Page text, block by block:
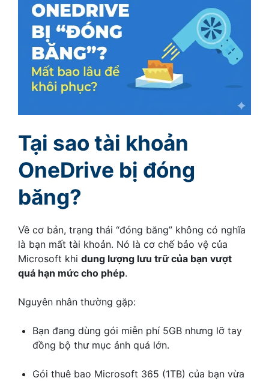
Tại sao tài khoản
OneDrive bị đóng
băng?
Về cơ bản, trạng thái “đóng băng” không có nghĩa
là bạn mất tài khoản. Nó là cơ chế bảo vệ của
Microsoft khi dung lượng lưu trữ của bạn vượt
quá hạn mức cho phép.
Nguyên nhân thường gặp:
Bạn đang dùng gói miễn phí 5GB nhưng lỡ tay
đồng bộ thư mục ảnh quá lớn.
Gói thuê bao Microsoft 365 (1TB) của bạn vừa